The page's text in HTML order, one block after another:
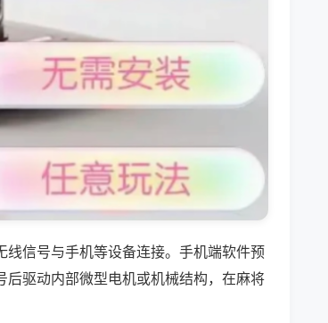
信号与手机等设备连接。手机端软件预
驱动内部微型电机或机械结构，在麻将